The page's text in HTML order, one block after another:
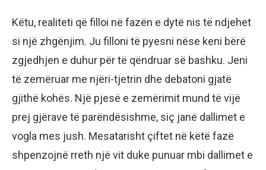
Këtu, realiteti që filloi në fazën e dytë nis të ndjehet
si një zhgënjim. Ju filloni të pyesni nëse keni bërë
zgjedhjen e duhur për të qëndruar së bashku. Jeni
të zemëruar me njëri-tjetrin dhe debatoni gjatë
gjithë kohës. Një pjesë e zemërimit mund të vijë
prej gjërave të parëndësishme, siç janë dallimet e
vogla mes jush. Mesatarisht çiftet në këtë fazë
shpenzojnë rreth një vit duke punuar mbi dallimet e